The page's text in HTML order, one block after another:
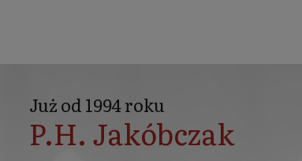
Już od 1994 roku
P.H. Jakóbczak